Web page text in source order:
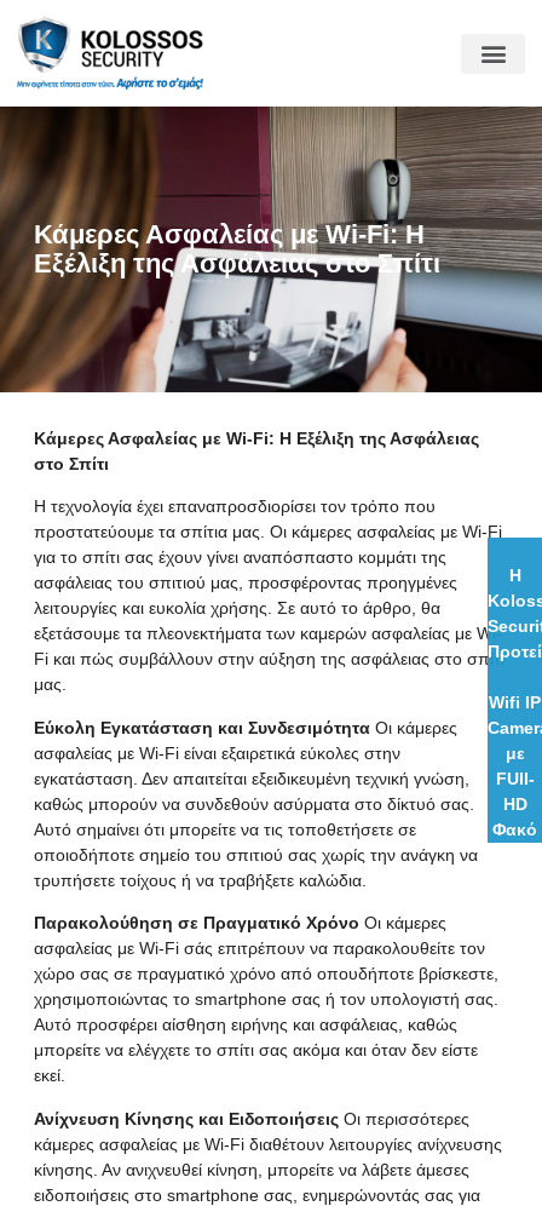
Κάμερες Ασφαλείας με Wi-Fi: Η
Εξέλιξη της Ασφάλειας στο Σπίτι
Κάμερες Ασφαλείας με Wi-Fi: Η Εξέλιξη της Ασφάλειας
στο Σπίτι
Η τεχνολογία έχει επαναπροσδιορίσει τον τρόπο που
προστατεύουμε τα σπίτια μας. Οι κάμερες ασφαλείας με Wi-Fi
για το σπίτι σας έχουν γίνει αναπόσπαστο κομμάτι της
ασφάλειας του σπιτιού μας, προσφέροντας προηγμένες
λειτουργίες και ευκολία χρήσης. Σε αυτό το άρθρο, θα
εξετάσουμε τα πλεονεκτήματα των καμερών ασφαλείας με Wi-
Fi και πώς συμβάλλουν στην αύξηση της ασφάλειας στο σπίτι
μας.
Εύκολη Εγκατάσταση και Συνδεσιμότητα Οι κάμερες
ασφαλείας με Wi-Fi είναι εξαιρετικά εύκολες στην
εγκατάσταση. Δεν απαιτείται εξειδικευμένη τεχνική γνώση,
καθώς μπορούν να συνδεθούν ασύρματα στο δίκτυό σας.
Αυτό σημαίνει ότι μπορείτε να τις τοποθετήσετε σε
οποιοδήποτε σημείο του σπιτιού σας χωρίς την ανάγκη να
τρυπήσετε τοίχους ή να τραβήξετε καλώδια.
Παρακολούθηση σε Πραγματικό Χρόνο Οι κάμερες
ασφαλείας με Wi-Fi σάς επιτρέπουν να παρακολουθείτε τον
χώρο σας σε πραγματικό χρόνο από οπουδήποτε βρίσκεστε,
χρησιμοποιώντας το smartphone σας ή τον υπολογιστή σας.
Αυτό προσφέρει αίσθηση ειρήνης και ασφάλειας, καθώς
μπορείτε να ελέγχετε το σπίτι σας ακόμα και όταν δεν είστε
εκεί.
Ανίχνευση Κίνησης και Ειδοποιήσεις Οι περισσότερες
κάμερες ασφαλείας με Wi-Fi διαθέτουν λειτουργίες ανίχνευσης
κίνησης. Αν ανιχνευθεί κίνηση, μπορείτε να λάβετε άμεσες
ειδοποιήσεις στο smartphone σας, ενημερώνοντάς σας για
Η
Wifi IP
με
FUll-
HD
Φακό